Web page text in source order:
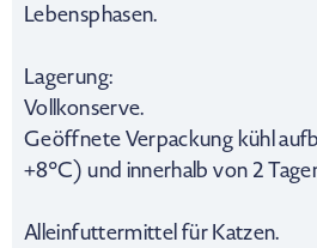
Lebensphasen.
Lagerung:
Vollkonserve.
Geöffnete Verpackung kühl
+8°C) und innerhalb von 2
Alleinfuttermittel für Katzen.